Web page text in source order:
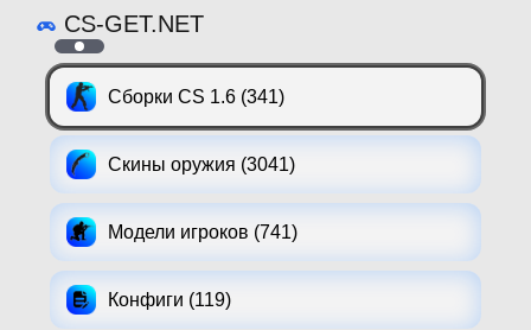
CS-GET.NET
Сборки CS 1.6 (341)
Скины оружия (3041)
Модели игроков (741)
Конфиги (119)